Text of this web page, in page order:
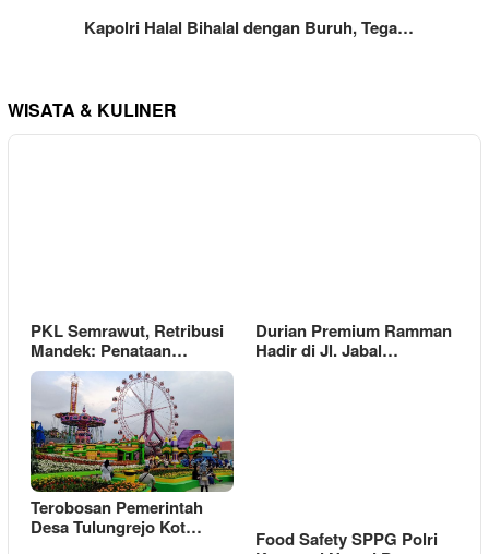
Kapolri Halal Bihalal dengan Buruh, Tega…
WISATA & KULINER
PKL Semrawut, Retribusi
Mandek: Penataan…
Durian Premium Ramman
Hadir di Jl. Jabal…
Terobosan Pemerintah
Desa Tulungrejo Kot…
Food Safety SPPG Polri